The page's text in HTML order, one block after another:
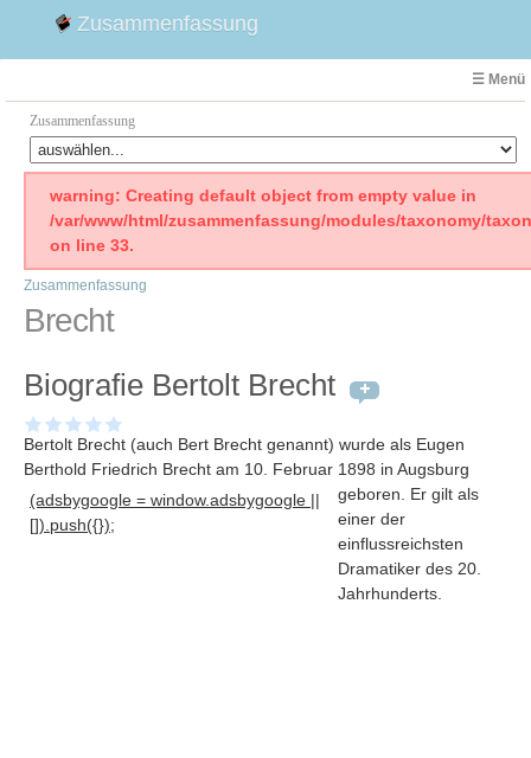
Zusammenfassung
☰ Menü
Zusammenfassung
Faust
Willhelm Tell
Emilia Galotti
1. Weltkrieg Zusammenfassung
Weimarer Republik
Die Räuber
Maria Stuart
warning: Creating default object from empty value in
/var/www/html/zusammenfassung/modules/taxonomy/
on line 33.
Zusammenfassung
Brecht
Biografie Bertolt Brecht
Bertolt Brecht (auch Bert Brecht genannt) wurde als Eugen
Berthold Friedrich Brecht am 10. Februar 1898 in Augsburg
geboren
(adsbygoogle = window.adsbygoogle ||
[]).push({});
. Er gilt als
einer der
einflussreichsten
Dramatiker des 20.
Jahrhunderts.